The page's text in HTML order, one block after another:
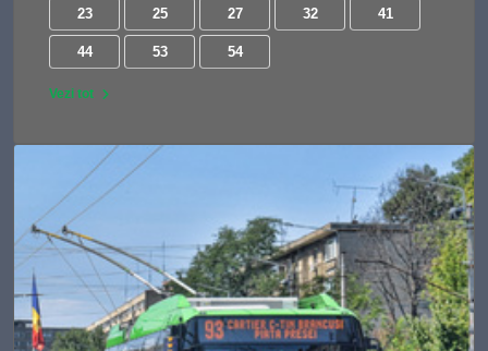
23 25 27 32 41
44 53 54
Vezi tot